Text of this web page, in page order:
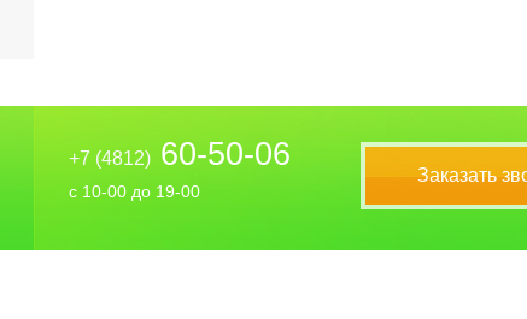
+7 (4812) 60-50-06
с 10-00 до 19-00
Заказать